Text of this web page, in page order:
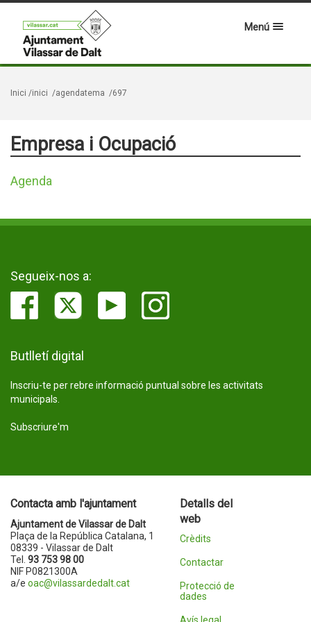
Menú
Inici /inici /agendatema /697
Empresa i Ocupació
Agenda
Segueix-nos a:
Butlletí digital
Inscriu-te per rebre informació puntual sobre les activitats
municipals.
Subscriure'm
Contacta amb l'ajuntament
Ajuntament de Vilassar de Dalt
Plaça de la República Catalana, 1
08339 - Vilassar de Dalt
Tel. 93 753 98 00
NIF P0821300A
a/e oac@vilassardedalt.cat
Detalls del
web
Crèdits
Contactar
Protecció de
dades